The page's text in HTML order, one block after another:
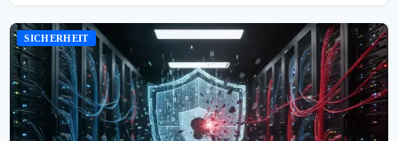
SICHERHEIT